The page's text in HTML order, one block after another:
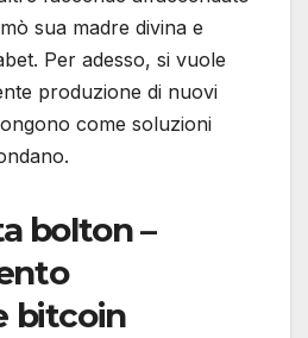
sua madre divina e
Per adesso, si vuole
produzione di nuovi
come soluzioni
bolton –
bitcoin